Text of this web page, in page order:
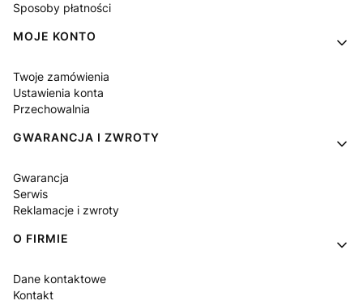
Sposoby płatności
MOJE KONTO
Twoje zamówienia
Ustawienia konta
Przechowalnia
GWARANCJA I ZWROTY
Gwarancja
Serwis
Reklamacje i zwroty
O FIRMIE
Dane kontaktowe
Kontakt